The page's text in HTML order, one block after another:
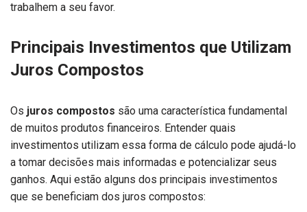
trabalhem a seu favor.
Principais Investimentos que Utilizam
Juros Compostos
Os juros compostos são uma característica fundamental
de muitos produtos financeiros. Entender quais
investimentos utilizam essa forma de cálculo pode ajudá-lo
a tomar decisões mais informadas e potencializar seus
ganhos. Aqui estão alguns dos principais investimentos
que se beneficiam dos juros compostos: